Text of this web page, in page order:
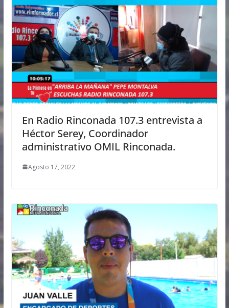
En Radio Rinconada 107.3 entrevista a
Héctor Serey, Coordinador
administrativo OMIL Rinconada.
Agosto 17, 2022